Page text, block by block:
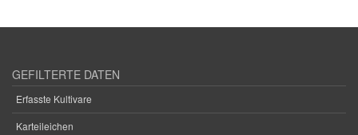
GEFILTERTE DATEN
Erfasste Kultivare
Karteileichen